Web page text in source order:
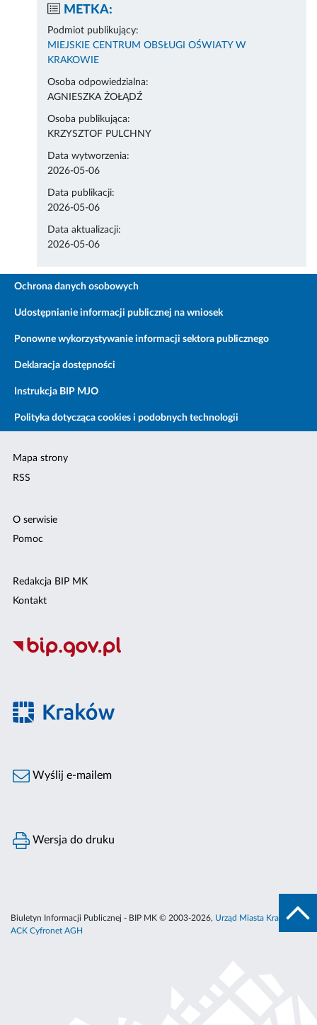
METKA:
Podmiot publikujący:
MIEJSKIE CENTRUM OBSŁUGI OŚWIATY W
KRAKOWIE
Osoba odpowiedzialna:
AGNIESZKA ŻOŁĄDŹ
Osoba publikująca:
KRZYSZTOF PULCHNY
Data wytworzenia:
2026-05-06
Data publikacji:
2026-05-06
Data aktualizacji:
2026-05-06
Ochrona danych osobowych
Udostępnianie informacji publicznej na wniosek
Ponowne wykorzystywanie informacji sektora publicznego
Deklaracja dostępności
Instrukcja BIP MJO
Polityka dotycząca cookies i podobnych technologii
Mapa strony
RSS
O serwisie
Pomoc
Redakcja BIP MK
Kontakt
Wyślij e-mailem
Wersja do druku
Biuletyn Informacji Publicznej - BIP MK © 2003-2026, Urząd Miasta Krakowa
ACK Cyfronet AGH